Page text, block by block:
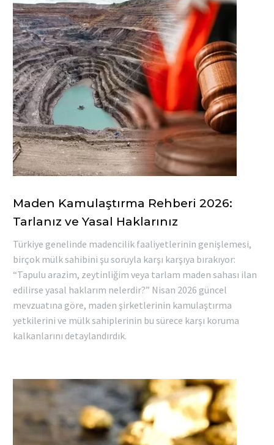
Maden Kamulaştırma Rehberi 2026:
Tarlanız ve Yasal Haklarınız
Türkiye genelinde madencilik faaliyetlerinin genişlemesi,
birçok mülk sahibini şu soruyla karşı karşıya bırakıyor:
“Tapulu arazim, zeytinliğim veya tarlam maden sahası ilan
edilirse yasal haklarım nelerdir?” Nisan 2026 güncel
mevzuatına göre, maden şirketlerinin kamulaştırma
yetkilerini ve mülk sahiplerinin bu sürece karşı koruma
kalkanlarını detaylandırdık.